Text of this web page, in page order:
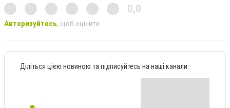
0,0
Авторизуйтесь, щоб оцінити
Діліться цією новиною та підписуйтесь на наші канали